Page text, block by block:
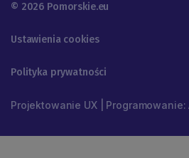
© 2026 Pomorskie.eu
Ustawienia cookies
Polityka prywatności
Projektowanie UX | Programowanie: